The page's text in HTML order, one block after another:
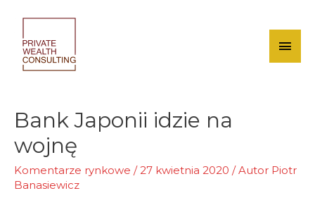
content
Main
Bank Japonii idzie na
wojnę
Komentarze rynkowe /27 kwietnia 2020 / Autor Piotr
Banasiewicz